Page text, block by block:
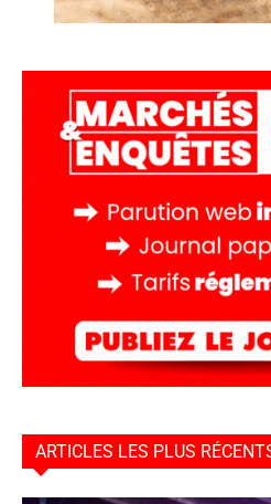
ARTICLES LES PLUS